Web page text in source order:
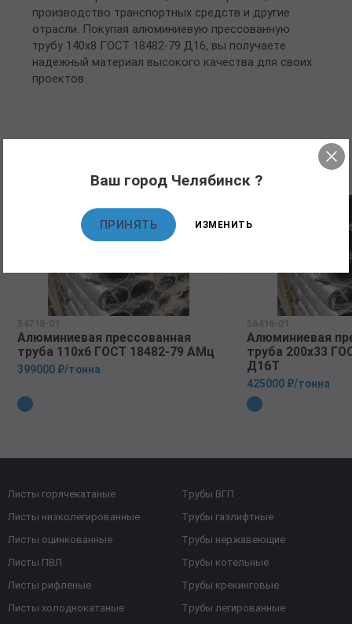
производство транспортных средств и другие
отрасли. Покупая алюминиевую прессованную
трубу 140х8 ГОСТ 18482-79 Д16, вы получаете
надежный материал высокого качества для своих
проектов.
54718-01
Алюминиевая прессованная
труба 110х6 ГОСТ 18482-79 АМц
399000 ₽/тонна
56416-01
Алюминиевая
труба 200х33
Д16Т
425000 ₽/тонна
Листы горячекатаные
Листы низколегированные
Листы оцинкованные
Листы ПВЛ
Листы рифленые
Листы холоднокатаные
Трубы ВГП
Трубы газлифтные
Трубы нержавеющие
Трубы котельные
Трубы крекинговые
Трубы легированные
Ваш город Челябинск ?
ПРИНЯТЬ ИЗМЕНИТЬ